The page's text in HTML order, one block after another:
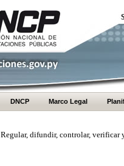
DNCP Marco Legal
Regular, difundir, controlar, verificar